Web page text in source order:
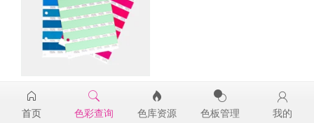
13-0117TPG
￥98
首页 色彩查询 色库资源 色板管理 我的